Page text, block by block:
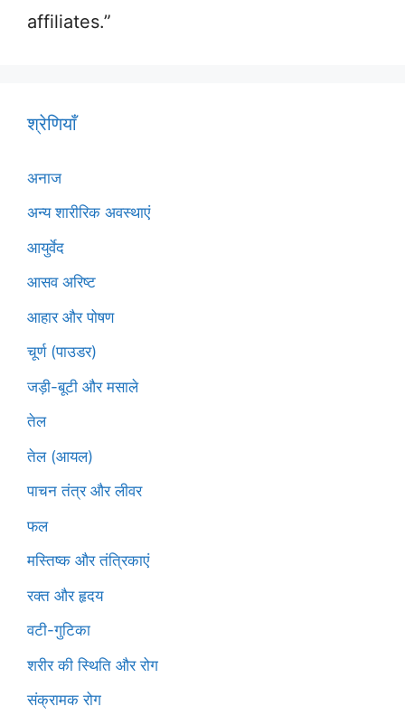
affiliates.”
श्रेणियाँ
अनाज
अन्य शारीरिक अवस्थाएं
आयुर्वेद
आसव अरिष्ट
आहार और पोषण
चूर्ण (पाउडर)
जड़ी-बूटी और मसाले
तेल
तेल (आयल)
पाचन तंत्र और लीवर
फल
मस्तिष्क और तंत्रिकाएं
रक्त और हृदय
वटी-गुटिका
शरीर की स्थिति और रोग
संक्रामक रोग